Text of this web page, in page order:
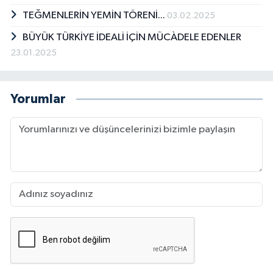
TEĞMENLERİN YEMİN TÖRENİ... 03.02.2025
BÜYÜK TÜRKİYE İDEALİ İÇİN MÜCÀDELE EDENLER
23.01.2025
Yorumlar